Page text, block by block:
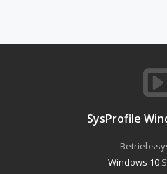
SysProfile
Windows 10